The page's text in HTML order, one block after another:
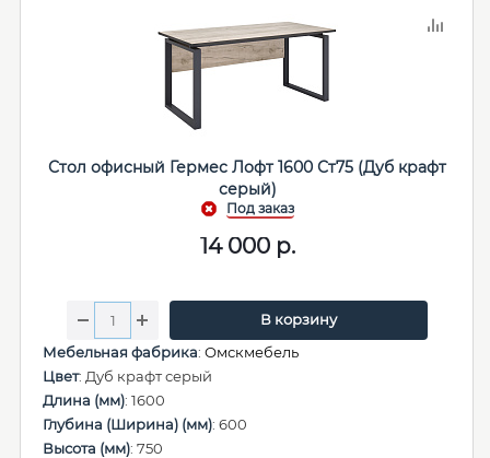
Стол офисный Гермес Лофт 1600 Ст75 (Дуб крафт
серый)
14 000р.
В корзину
Мебельная фабрика: Омскмебель
Цвет: Дуб крафт серый
Длина (мм): 1600
Глубина (Ширина) (мм): 600
Высота (мм): 750